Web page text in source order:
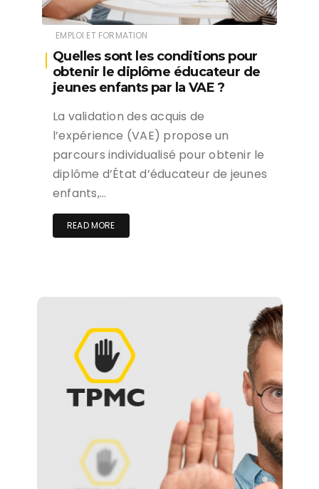
EMPLOI ET FORMATION
Quelles sont les conditions pour
obtenir le diplôme éducateur de
jeunes enfants par la VAE ?
La validation des acquis de
l’expérience (VAE) propose un
parcours individualisé pour obtenir le
diplôme d’État d’éducateur de jeunes
enfants,…
READ MORE